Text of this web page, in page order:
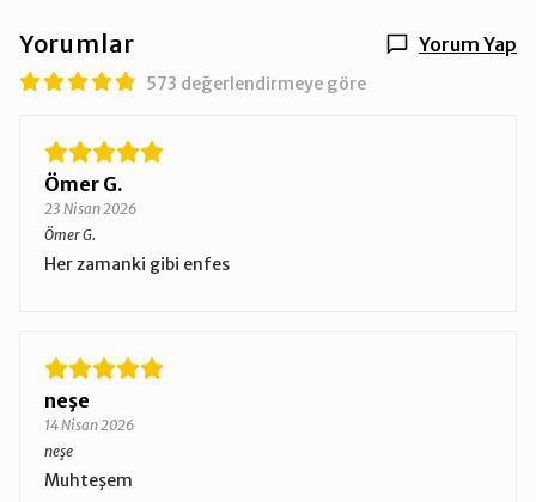
Yorumlar Yorum Yap
573 değerlendirmeye göre
Ömer G.
23 Nisan 2026
Ömer G.
Her zamanki gibi enfes
neşe
14 Nisan 2026
neşe
Muhteşem